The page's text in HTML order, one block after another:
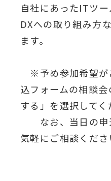
自社にあったITツー
DXへの取り組み方
ます。
※予め参加希望が
込フォームの相談
する」を選択してく
なお、当日の申
気軽にご相談くださ